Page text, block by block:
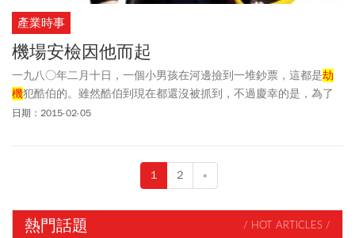
產業時事
機場安檢因他而起
一九八○年二月十日，一個小男孩在河邊撿到一堆鈔票，這都是劫
機犯酷伯的。雖然酷伯到現在都還沒被抓到，不過慶幸的是，為了
防堵安檢的漏洞，往後旅客的隨身行李都要通過Ｘ光檢查。
日期：2015-02-05
1 2 »
熱門話題 / HOT ARTICLES /